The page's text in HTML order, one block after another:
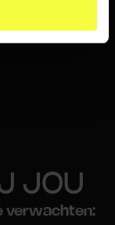
JOU
verwachten: